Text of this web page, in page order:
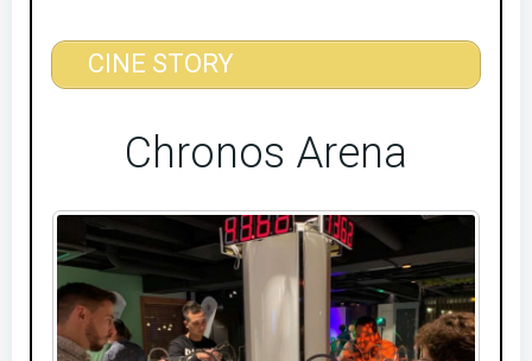
CINE STORY
Chronos Arena